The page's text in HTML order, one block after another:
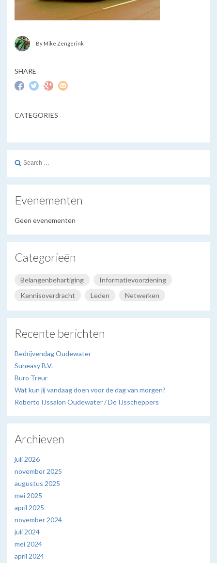
By Mike Zengerink
SHARE
CATEGORIES
Search
Evenementen
Geen evenementen
Categorieën
Belangenbehartiging
Informatievoorziening
Kennisoverdracht
Leden Netwerken
Recente berichten
Bedrijvendag Oudewater
Suneasy B.V.
Buro Treur
Wat kun jij vandaag doen voor de dag van morgen?
Roberto IJssalon Oudewater / De IJsscheppers
Archieven
juli 2026
november 2025
augustus 2025
mei 2025
april 2025
november 2024
juli 2024
mei 2024
april 2024